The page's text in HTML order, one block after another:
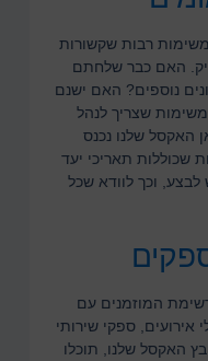
רבות שקשורות
האם כבר שלחתם
נוספים? האם ישנם
שצריך לנהל
האקסל שלנו נכנס
שכוללות תאריכי יעד
לבצע, וכך לוודא שכל
המוזמנים עם
אירועים, ספקי שירותי
האקסל שלנו, תוכלו